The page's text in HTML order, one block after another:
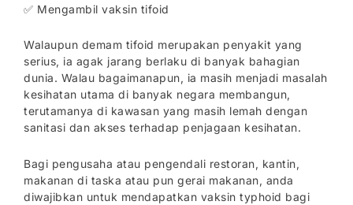
✅ Mengambil vaksin tifoid
Walaupun demam tifoid merupakan penyakit yang
serius, ia agak jarang berlaku di banyak bahagian
dunia. Walau bagaimanapun, ia masih menjadi masalah
kesihatan utama di banyak negara membangun,
terutamanya di kawasan yang masih lemah dengan
sanitasi dan akses terhadap penjagaan kesihatan.
Bagi pengusaha atau pengendali restoran, kantin,
makanan di taska atau pun gerai makanan, anda
diwajibkan untuk mendapatkan vaksin typhoid bagi